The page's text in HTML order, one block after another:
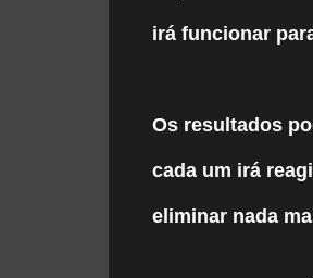
irá funcionar
Os resultados
cada um irá
eliminar nada